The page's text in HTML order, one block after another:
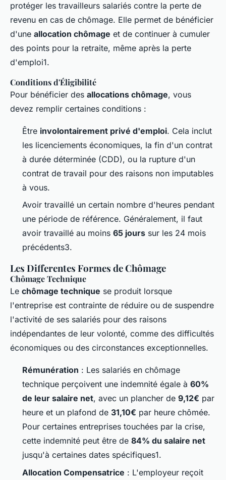
protéger les travailleurs salariés contre la perte de
revenu en cas de chômage. Elle permet de bénéficier
d'une allocation chômage et de continuer à cumuler
des points pour la retraite, même après la perte
d'emploi1.
Conditions d'Éligibilité
Pour bénéficier des allocations chômage, vous
devez remplir certaines conditions :
Être involontairement privé d'emploi. Cela inclut
les licenciements économiques, la fin d'un contrat
à durée déterminée (CDD), ou la rupture d'un
contrat de travail pour des raisons non imputables
à vous.
Avoir travaillé un certain nombre d'heures pendant
une période de référence. Généralement, il faut
avoir travaillé au moins 65 jours sur les 24 mois
précédents3.
Les Differentes Formes de Chômage
Chômage Technique
Le chômage technique se produit lorsque
l'entreprise est contrainte de réduire ou de suspendre
l'activité de ses salariés pour des raisons
indépendantes de leur volonté, comme des difficultés
économiques ou des circonstances exceptionnelles.
Rémunération : Les salariés en chômage
technique perçoivent une indemnité égale à 60%
de leur salaire net, avec un plancher de 9,12€ par
heure et un plafond de 31,10€ par heure chômée.
Pour certaines entreprises touchées par la crise,
cette indemnité peut être de 84% du salaire net
jusqu'à certaines dates spécifiques1.
Allocation Compensatrice : L'employeur reçoit